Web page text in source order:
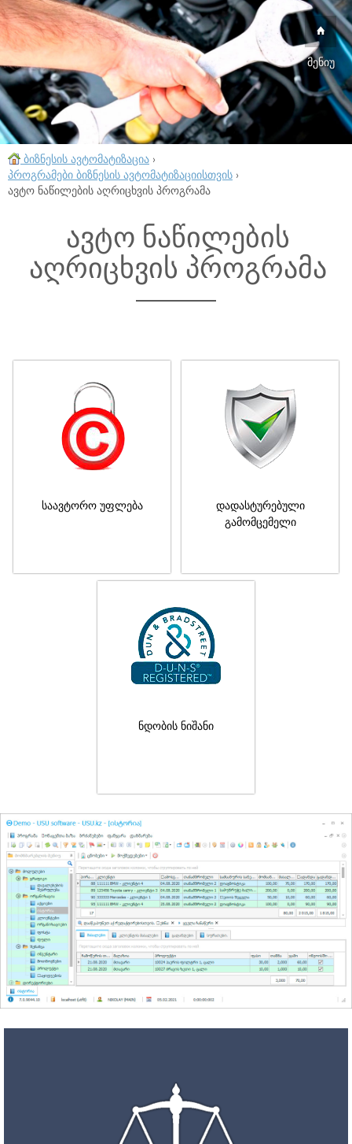
მენიუ
ბიზნესის ავტომატიზაცია ›
პროგრამები ბიზნესის ავტომატიზაციისთვის ›
ავტო ნაწილების აღრიცხვის პროგრამა
ავტო ნაწილების
აღრიცხვის პროგრამა
საავტორო უფლება
დადასტურებული
გამომცემელი
ნდობის ნიშანი